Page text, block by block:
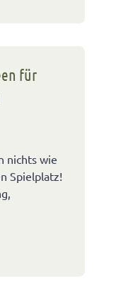
für
nichts wie
Spielplatz!